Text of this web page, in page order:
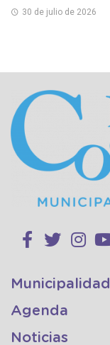
30 de julio de 2026
Municipalidad
Agenda
Noticias